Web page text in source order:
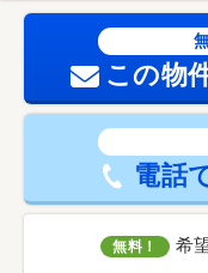
この物
電話
無料！ 希